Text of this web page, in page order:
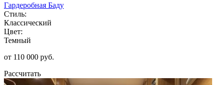
Гардеробная Баду
Стиль:
Классический
Цвет:
Темный
от 110 000 руб.
Рассчитать